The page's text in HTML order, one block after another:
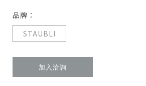
品牌：
STAUBLI
加入洽詢